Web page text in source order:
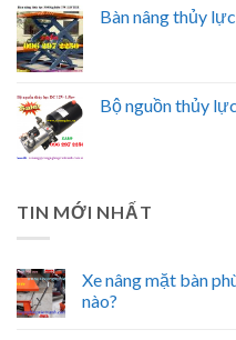
Bàn nâng thủy
Bộ nguồn thủy
TIN MỚI NHẤT
Xe nâng mặt bàn
nào?